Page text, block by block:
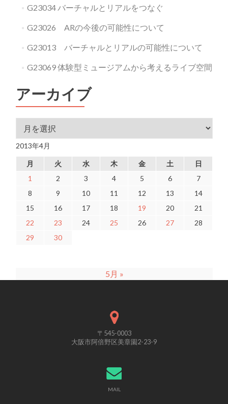
G23034 バーチャルとリアルをつなぐ
G23026 ARの今後の可能性について
G23013 バーチャルとリアルの可能性について
G23069 体験型ミュージアムから考えるライブ空間
アーカイブ
アーカイブ
2013年4月
月 火 水 木 金 土
日
1
2 3 4 5 6
7
8
9 10 11 12 13
14
15
16 17 18 19 20
21
22
23 24 25 26 27
28
29
30
5月 »
〒545-0003
大阪市阿倍野区美章園2-23-9
MAIL